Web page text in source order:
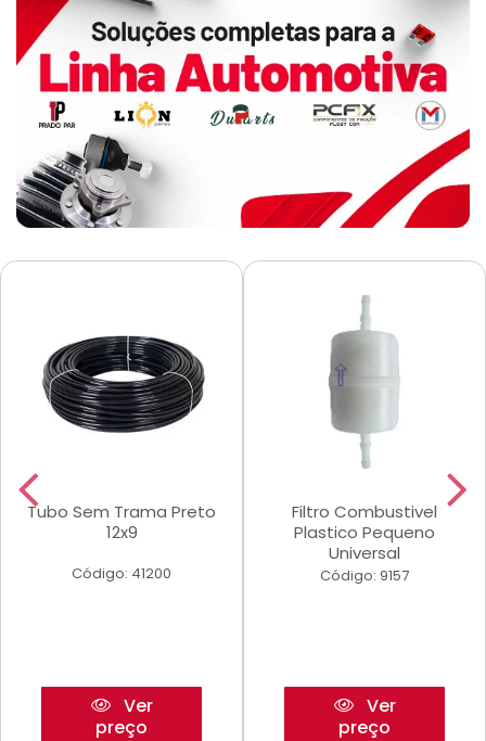
Tubo Sem Trama Preto
12x9
Código: 41200
Ver
preço
Filtro Combustivel
Plastico Pequeno
Universal
Código: 9157
Ver
preço